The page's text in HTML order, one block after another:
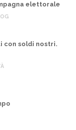
elettorale
con soldi nostri.